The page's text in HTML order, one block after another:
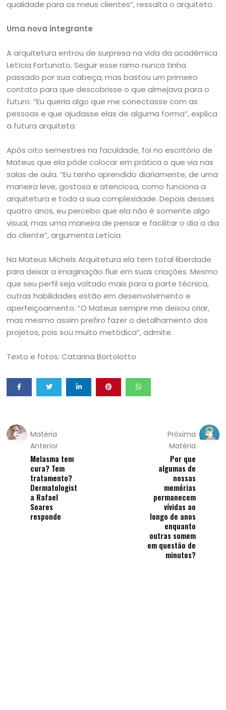
qualidade para os meus clientes”, ressalta o arquiteto.
Uma nova integrante
A arquitetura entrou de surpresa na vida da acadêmica
Letícia Fortunato. Seguir esse ramo nunca tinha
passado por sua cabeça, mas bastou um primeiro
contato para que descobrisse o que almejava para o
futuro. “Eu queria algo que me conectasse com as
pessoas e que ajudasse elas de alguma forma”, explica
a futura arquiteta.
Após oito semestres na faculdade, foi no escritório de
Mateus que ela pôde colocar em prática o que via nas
salas de aula. “Eu tenho aprendido diariamente, de uma
maneira leve, gostosa e atenciosa, como funciona a
arquitetura e toda a sua complexidade. Depois desses
quatro anos, eu percebo que ela não é somente algo
visual, mas uma maneira de pensar e facilitar o dia a dia
do cliente”, argumenta Letícia.
Na Mateus Michels Arquitetura ela tem total liberdade
para deixar a imaginação fluir em suas criações. Mesmo
que seu perfil seja voltado mais para a parte técnica,
outras habilidades estão em desenvolvimento e
aperfeiçoamento. “O Mateus sempre me deixou criar,
mas mesmo assim prefiro fazer o detalhamento dos
projetos, pois sou muito metódica”, admite.
Texto e fotos: Catarina Bortolotto
Matéria
Anterior
Melasma tem
cura? Tem
tratamento?
Dermatologist
a Rafael
Soares
responde
Próxima
Matéria
Por que
algumas de
nossas
memórias
permanecem
vívidas ​​ao
longo de anos
enquanto
outras somem
em questão de
minutos?